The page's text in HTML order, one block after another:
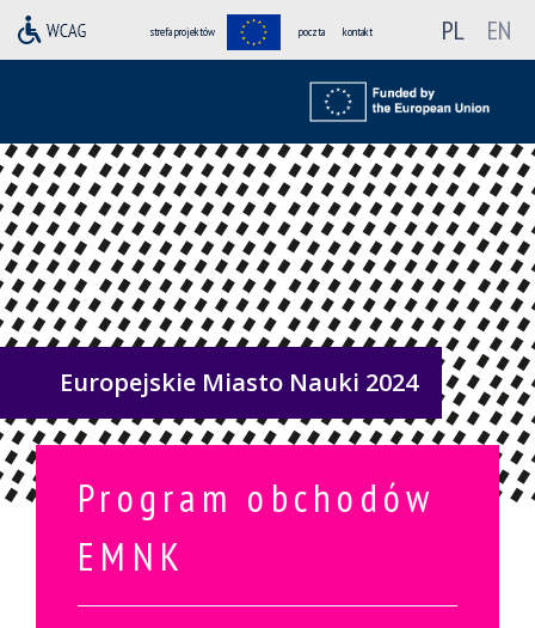
strefa projektów poczta kontakt PL EN
Europejskie Miasto Nauki 2024
Program obchodów
EMNK